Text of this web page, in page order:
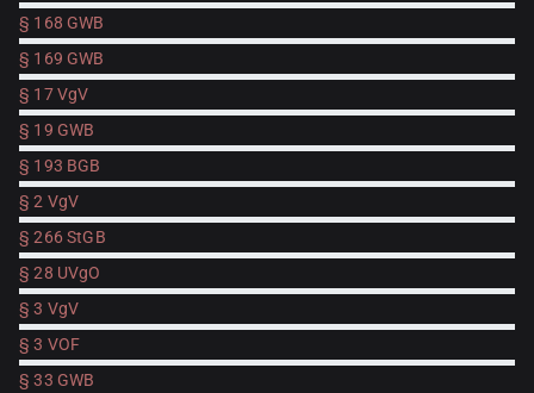
§ 168 GWB
§ 169 GWB
§ 17 VgV
§ 19 GWB
§ 193 BGB
§ 2 VgV
§ 266 StGB
§ 28 UVgO
§ 3 VgV
§ 3 VOF
§ 33 GWB